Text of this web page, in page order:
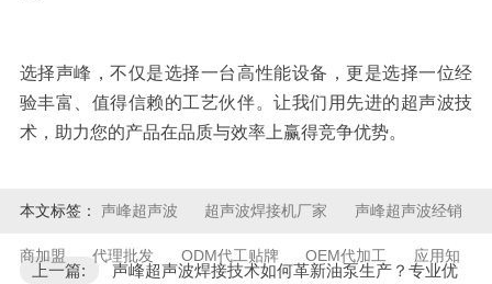
选择声峰，不仅是选择一台高性能设备，更是选择一位经
验丰富、值得信赖的工艺伙伴。让我们用先进的超声波技
术，助力您的产品在品质与效率上赢得竞争优势。
本文标签： 声峰超声波 超声波焊接机厂家 声峰超声波经销
商加盟 代理批发 ODM代工贴牌 OEM代加工 应用知
上一篇:
声峰超声波焊接技术如何革新油泵生产？专业优